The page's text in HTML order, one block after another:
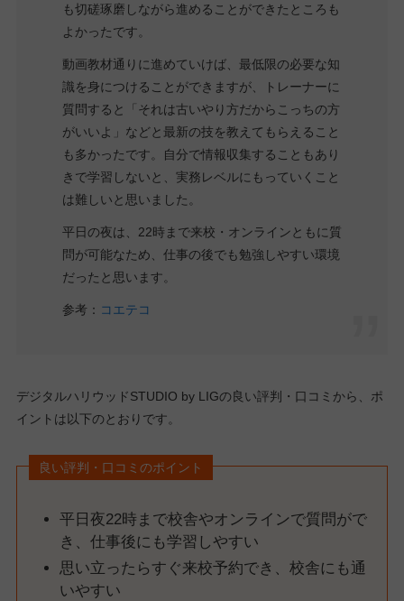
も切磋琢磨しながら進めることができたところも
よかったです。
動画教材通りに進めていけば、最低限の必要な知
識を身につけることができますが、トレーナーに
質問すると「それは古いやり方だからこっちの方
がいいよ」などと最新の技を教えてもらえること
も多かったです。自分で情報収集することもあり
きで学習しないと、実務レベルにもっていくこと
は難しいと思いました。
平日の夜は、22時まで来校・オンラインともに質
問が可能なため、仕事の後でも勉強しやすい環境
だったと思います。
参考： コエテコ
デジタルハリウッドSTUDIO by LIGの良い評判・口コミから、ポ
イントは以下のとおりです。
良い評判・口コミのポイント
平日夜22時まで校舎やオンラインで質問がで
き、仕事後にも学習しやすい
思い立ったらすぐ来校予約でき、校舎にも通
いやすい